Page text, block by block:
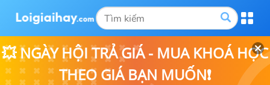
💥 NGÀY HỘI TRẢ GIÁ - MUA KHOÁ HỌC
THEO GIÁ BẠN MUỐN❗